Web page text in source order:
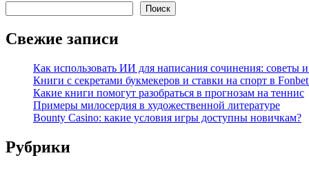
Поиск
Свежие записи
Как использовать ИИ для написания сочинения: советы
Книги с секретами букмекеров и ставки на спорт в
Какие книги помогут разобраться в прогнозам на теннис
Примеры милосердия в художественной литературе
Bounty Casino: какие условия игры доступны новичкам?
Рубрики